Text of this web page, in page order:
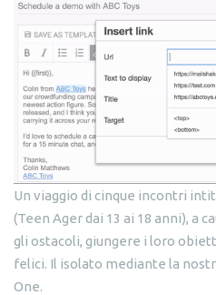
Un viaggio di cinque incontri
(Teen Ager dai 13 ai 18 anni), a
gli ostacoli, giungere i loro
felici. Il isolato mediante la
One.